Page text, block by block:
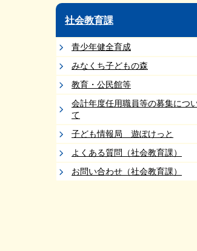
社会教育課
青少年健全育成
みなくち子どもの森
教育・公民館等
会計年度任用職員等の募集につ
て
子ども情報局 遊ぽけっと
よくある質問（社会教育課）
お問い合わせ（社会教育課）